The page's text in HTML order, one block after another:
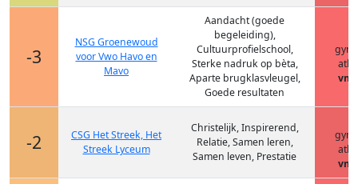
-3
NSG Groenewoud
voor Vwo Havo en
Mavo
Aandacht (goede
begeleiding),
Cultuurprofielschool,
Sterke nadruk op bèta,
Aparte brugklasvleugel,
Goede resultaten
-2
CSG Het Streek, Het
Streek Lyceum
Christelijk, Inspirerend,
Relatie, Samen leren,
Samen leven, Prestatie